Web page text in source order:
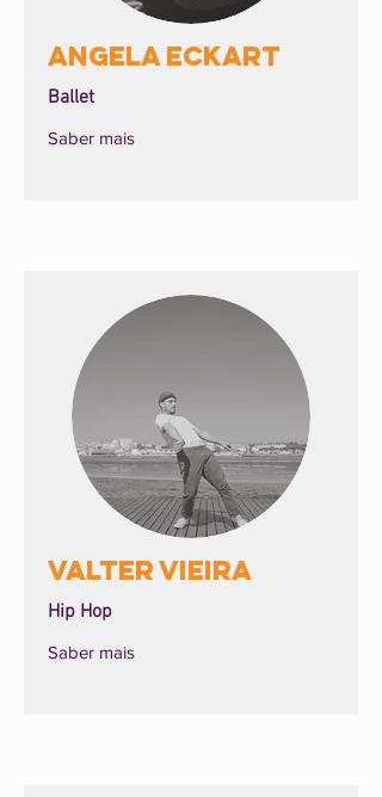
Angela Eckart
Ballet
Saber mais
Valter Vieira
Hip Hop
Saber mais